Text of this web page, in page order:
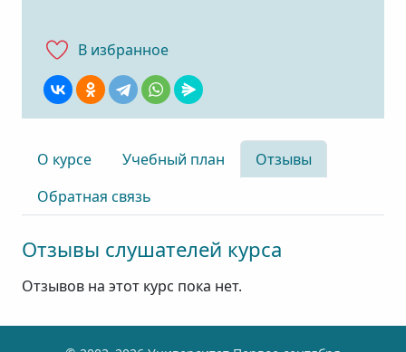
В избранноe
О курсе Учебный план
Отзывы
Обратная связь
Отзывы слушателей курса
Отзывов на этот курс пока нет.